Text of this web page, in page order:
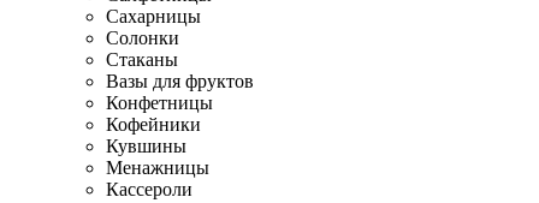
Сахарницы
Солонки
Стаканы
Вазы для фруктов
Конфетницы
Кофейники
Кувшины
Менажницы
Кассероли